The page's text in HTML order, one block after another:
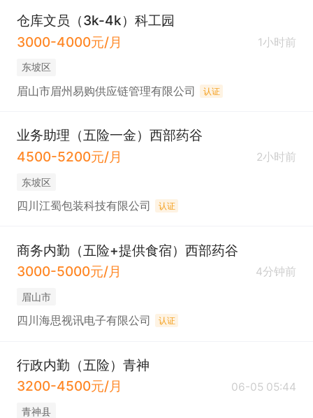
仓库文员（3k-4k）科工园
3000-4000元/月
1小时前
东坡区
眉山市眉州易购供应链管理有限公司 认证
业务助理（五险一金）西部药谷
4500-5200元/月
2小时前
东坡区
四川江蜀包装科技有限公司 认证
商务内勤（五险+提供食宿）西部药谷
3000-5000元/月
4分钟前
眉山市
四川海思视讯电子有限公司 认证
行政内勤（五险）青神
3200-4500元/月
06-05 05:44
青神县